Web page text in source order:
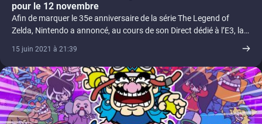
pour le 12 novembre
Afin de marquer le 35e anniversaire de la série The Legend of
Zelda, Nintendo a annoncé, au cours de son Direct dédié à l’E3, la
15 juin 2021 à 21:39